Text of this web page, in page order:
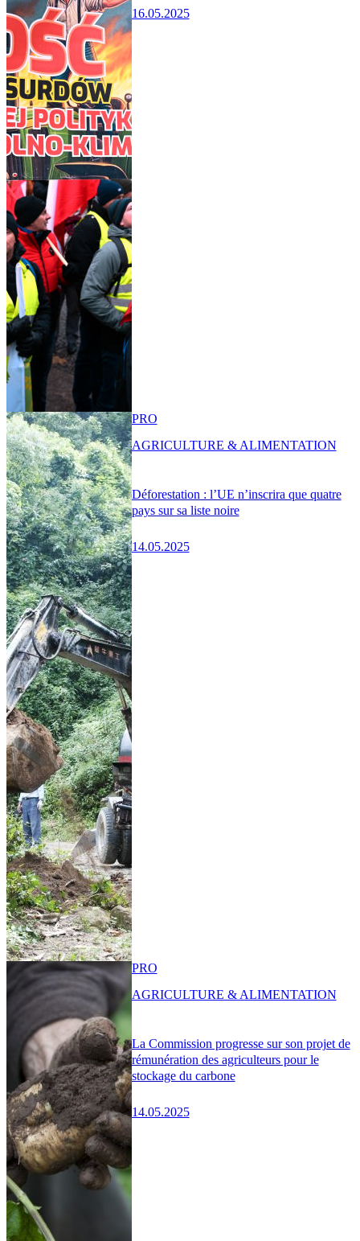
16.05.2025
Déforestation : l’UE n’inscrira que quatre
pays sur sa liste noire
14.05.2025
PRO
AGRICULTURE & ALIMENTATION
La Commission progresse sur son projet de
rémunération des agriculteurs pour le
stockage du carbone
14.05.2025
PRO
AGRICULTURE & ALIMENTATION